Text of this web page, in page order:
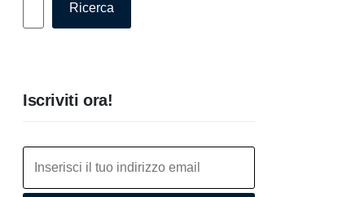
Ricerca
Iscriviti ora!